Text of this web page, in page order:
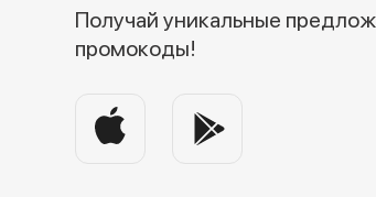
Получай уникальные
промокоды!